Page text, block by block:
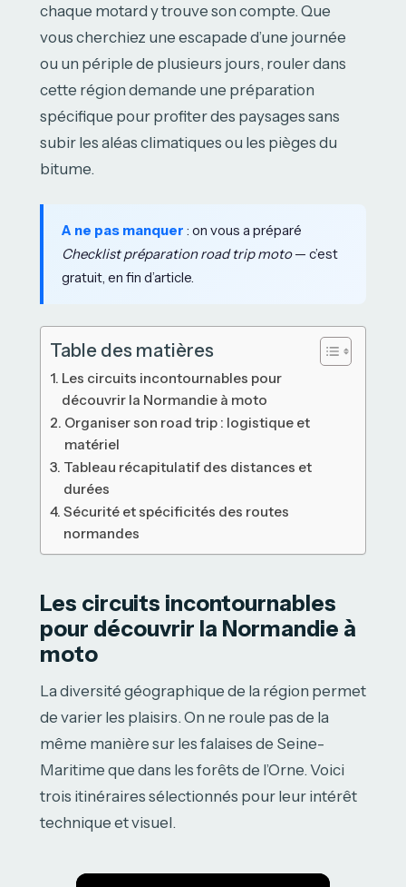
chaque motard y trouve son compte. Que
vous cherchiez une escapade d’une journée
ou un périple de plusieurs jours, rouler dans
cette région demande une préparation
spécifique pour profiter des paysages sans
subir les aléas climatiques ou les pièges du
bitume.
A ne pas manquer : on vous a préparé
Checklist préparation road trip moto— c’est
gratuit, en fin d’article.
Table des matières
Les circuits incontournables pour
découvrir la Normandie à moto
Organiser son road trip : logistique et
matériel
Tableau récapitulatif des distances et
durées
Sécurité et spécificités des routes
normandes
Les circuits incontournables
pour découvrir la Normandie à
moto
La diversité géographique de la région permet
de varier les plaisirs. On ne roule pas de la
même manière sur les falaises de Seine-
Maritime que dans les forêts de l’Orne. Voici
trois itinéraires sélectionnés pour leur intérêt
technique et visuel.